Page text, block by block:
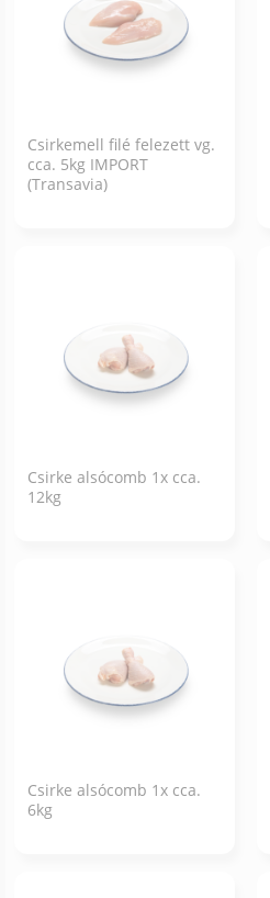
Csirkemell filé felezett vg.
cca. 5kg IMPORT
(Transavia)
Csirke alsócomb 1x cca.
12kg
Csirke alsócomb 1x cca.
6kg